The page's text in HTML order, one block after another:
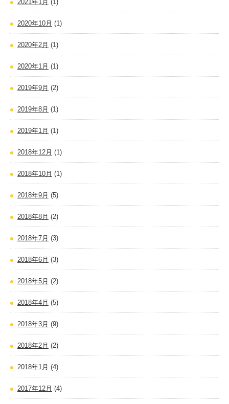
2021年1月 (1)
2020年10月 (1)
2020年2月 (1)
2020年1月 (1)
2019年9月 (2)
2019年8月 (1)
2019年1月 (1)
2018年12月 (1)
2018年10月 (1)
2018年9月 (5)
2018年8月 (2)
2018年7月 (3)
2018年6月 (3)
2018年5月 (2)
2018年4月 (5)
2018年3月 (9)
2018年2月 (2)
2018年1月 (4)
2017年12月 (4)